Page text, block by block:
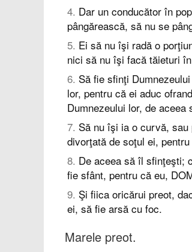
4. Dar un conducător în
pângărească, să nu se
5. Ei să nu îşi radă o
nici să nu îşi facă tăieturi
6. Să fie sfinţi
lor, pentru că ei aduc
Dumnezeului lor, de aceea
7. Să nu îşi ia o curvă,
divorţată de soţul ei,
8. De aceea să îl sfinţeşti;
fie sfânt, pentru că eu,
9. Şi fiica oricărui preot,
ei, să fie arsă cu foc.
Marele preot.